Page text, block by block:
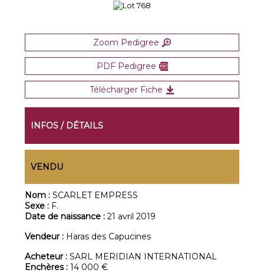
Zoom Pedigree
PDF Pedigree
Télécharger Fiche
INFOS / DÉTAILS
VENDU
Nom :SCARLET EMPRESS
Sexe : F.
Date de naissance :21 avril 2019
Vendeur : Haras des Capucines
Acheteur :SARL MERIDIAN INTERNATIONAL
Enchères :14 000 €